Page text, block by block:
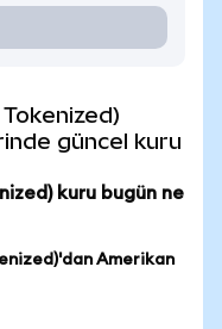
güncel kuru
kuru bugün ne
Amerikan